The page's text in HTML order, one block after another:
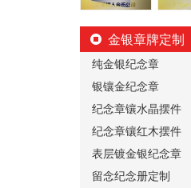
金银章牌定制
纯金银纪念章
银镶金纪念章
纪念章镶水晶摆件
纪念章镶红木摆件
表层镀金银纪念章
留念纪念册定制